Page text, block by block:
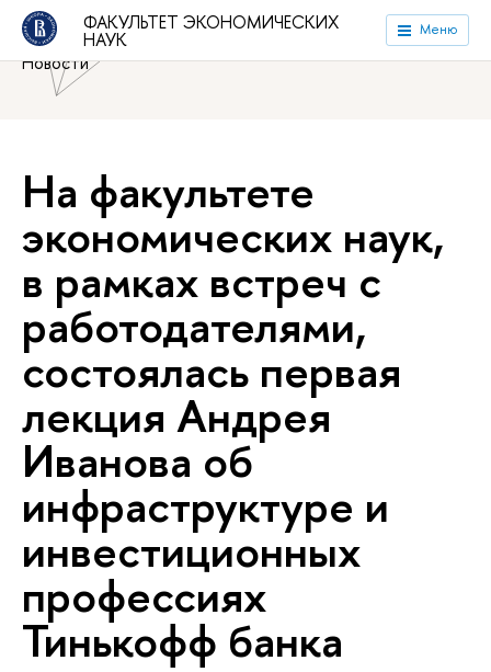
ФАКУЛЬТЕТ ЭКОНОМИЧЕСКИХ
НАУК Меню
Национальный исследовательский университет «Высшая
школа экономики»
Факультет экономических наук
Новости
На факультете
экономических наук,
в рамках встреч с
работодателями,
состоялась первая
лекция Андрея
Иванова об
инфраструктуре и
инвестиционных
профессиях
Тинькофф банка